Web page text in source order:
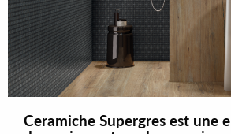
Ceramiche Supergres est une